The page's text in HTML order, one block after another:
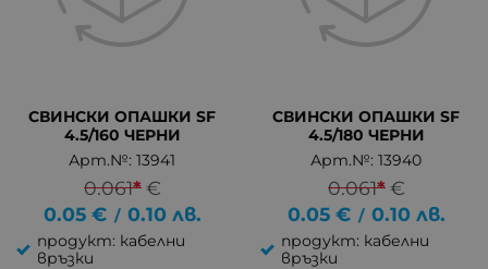
СВИНСКИ ОПАШКИ SF
4.5/160 ЧЕРНИ
Арт.№: 13941
0.061* €
0.05 € / 0.10 лв.
продукт: кабелни
връзки
СВИНСКИ ОПАШКИ SF
4.5/180 ЧЕРНИ
Арт.№: 13940
0.061* €
0.05 € / 0.10 лв.
продукт: кабелни
връзки